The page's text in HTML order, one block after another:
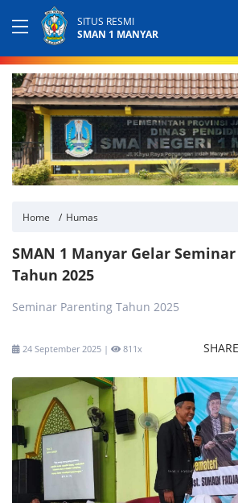
SITUS RESMI
SMAN 1 MANYAR
Home Humas
SMAN 1 Manyar Gelar
Tahun 2025
Seminar Parenting Tahun 2025
24 September 2025 | 811x